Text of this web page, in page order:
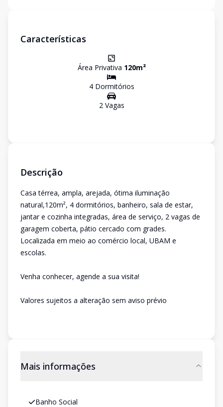
Características
Área Privativa 120m²
4Dormitórios
2Vagas
Descrição
Casa térrea, ampla, arejada, ótima iluminação
natural,120m², 4 dormitórios, banheiro, sala de estar,
jantar e cozinha integradas, área de serviço, 2 vagas de
garagem coberta, pátio cercado com grades.
Localizada em meio ao comércio local, UBAM e
escolas.
Venha conhecer, agende a sua visita!
Valores sujeitos a alteração sem aviso prévio
Mais informações
Banho Social